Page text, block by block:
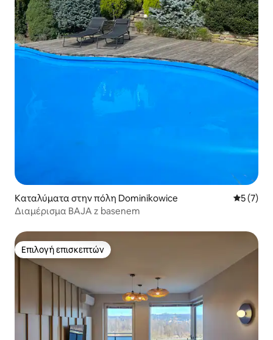
Καταλύματα στην πόλη Dominikowice Μέση
5 (7)
Διαμέρισμα BAJA z basenem
Επιλογή επισκεπτών
Επιλογή επισκεπτών